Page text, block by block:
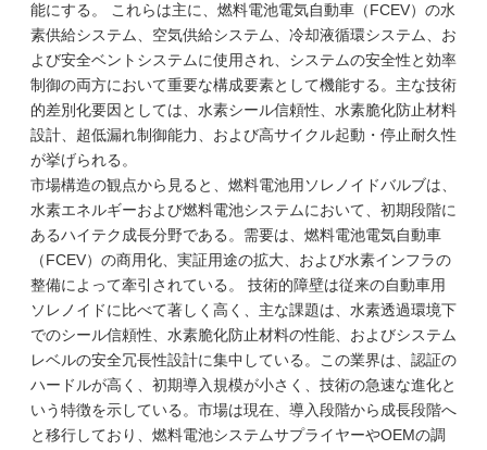
能にする。 これらは主に、燃料電池電気自動車（FCEV）の水
素供給システム、空気供給システム、冷却液循環システム、お
よび安全ベントシステムに使用され、システムの安全性と効率
制御の両方において重要な構成要素として機能する。主な技術
的差別化要因としては、水素シール信頼性、水素脆化防止材料
設計、超低漏れ制御能力、および高サイクル起動・停止耐久性
が挙げられる。
市場構造の観点から見ると、燃料電池用ソレノイドバルブは、
水素エネルギーおよび燃料電池システムにおいて、初期段階に
あるハイテク成長分野である。需要は、燃料電池電気自動車
（FCEV）の商用化、実証用途の拡大、および水素インフラの
整備によって牽引されている。 技術的障壁は従来の自動車用
ソレノイドに比べて著しく高く、主な課題は、水素透過環境下
でのシール信頼性、水素脆化防止材料の性能、およびシステム
レベルの安全冗長性設計に集中している。この業界は、認証の
ハードルが高く、初期導入規模が小さく、技術の急速な進化と
いう特徴を示している。市場は現在、導入段階から成長段階へ
と移行しており、燃料電池システムサプライヤーやOEMの調